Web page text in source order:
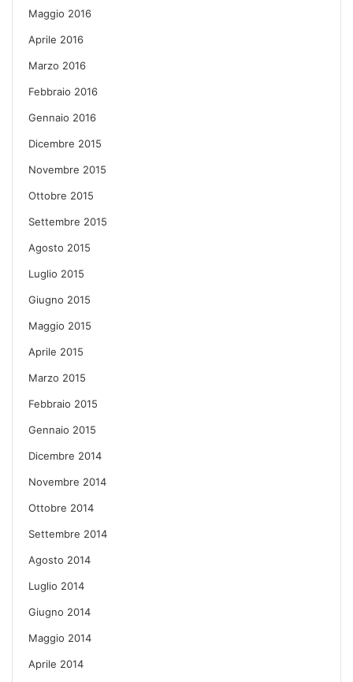
Maggio 2016
Aprile 2016
Marzo 2016
Febbraio 2016
Gennaio 2016
Dicembre 2015
Novembre 2015
Ottobre 2015
Settembre 2015
Agosto 2015
Luglio 2015
Giugno 2015
Maggio 2015
Aprile 2015
Marzo 2015
Febbraio 2015
Gennaio 2015
Dicembre 2014
Novembre 2014
Ottobre 2014
Settembre 2014
Agosto 2014
Luglio 2014
Giugno 2014
Maggio 2014
Aprile 2014